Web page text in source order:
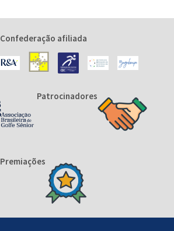
Confederação afiliada
Patrocinadores
Premiações